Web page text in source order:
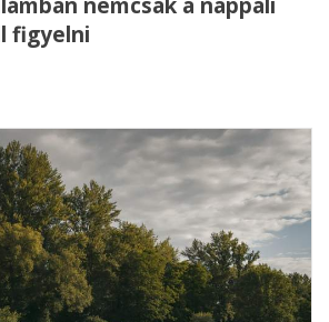
nemcsak a nappali
figyelni